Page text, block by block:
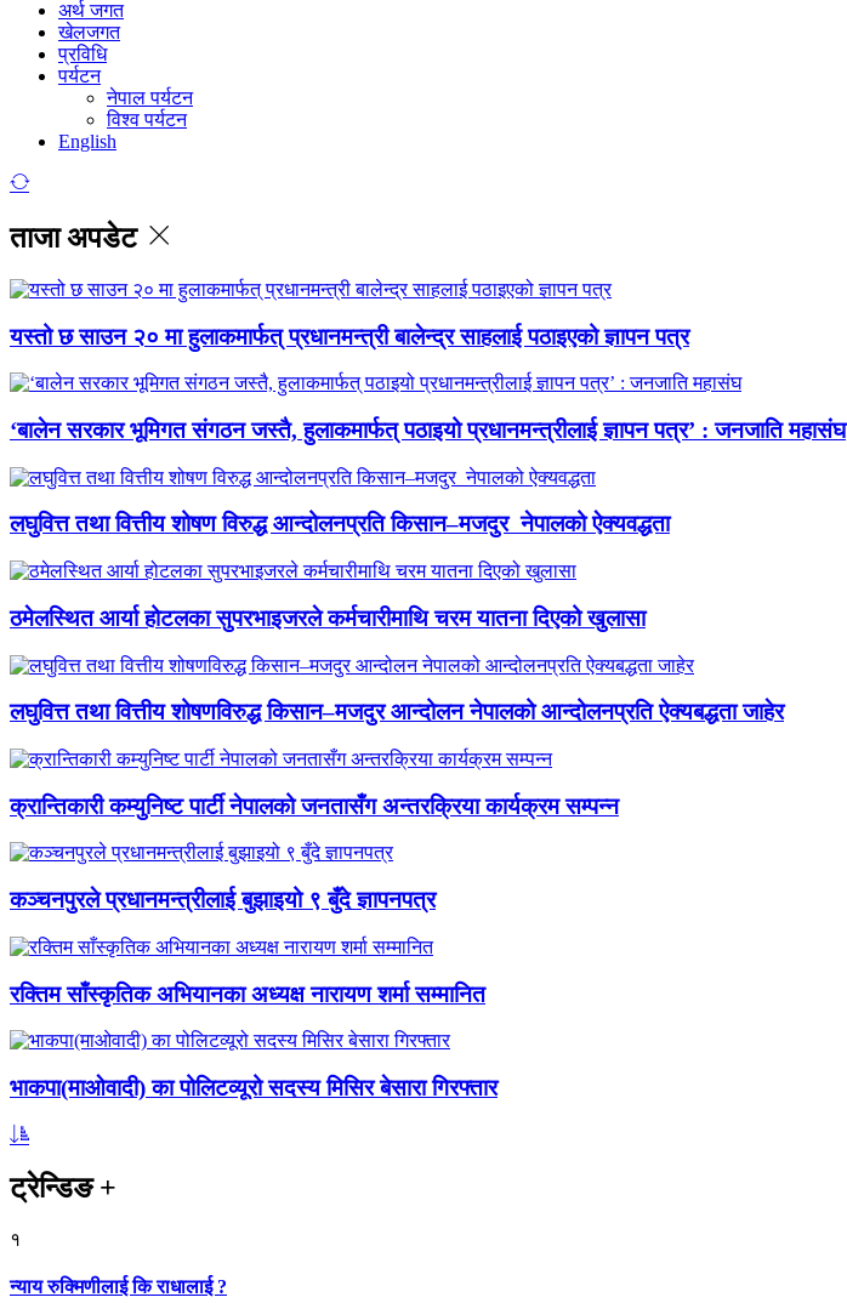
अर्थ जगत
खेलजगत
प्रविधि
पर्यटन
नेपाल पर्यटन
विश्व पर्यटन
English
ताजा अपडेट
यस्तो छ साउन २० मा हुलाकमार्फत् प्रधानमन्त्री बालेन्द्र साहलाई पठाइएको ज्ञापन पत्र
‘बालेन सरकार भूमिगत संगठन जस्तै, हुलाकमार्फत् पठाइयो प्रधानमन्त्रीलाई ज्ञापन पत्र’ : जनजाति महासंघ
लघुवित्त तथा वित्तीय शोषण विरुद्ध आन्दोलनप्रति किसान–मजदुर नेपालको ऐक्यवद्धता
ठमेलस्थित आर्या होटलका सुपरभाइजरले कर्मचारीमाथि चरम यातना दिएको खुलासा
लघुवित्त तथा वित्तीय शोषणविरुद्ध किसान–मजदुर आन्दोलन नेपालको आन्दोलनप्रति ऐक्यबद्धता जाहेर
क्रान्तिकारी कम्युनिष्ट पार्टी नेपालको जनतासँग अन्तरक्रिया कार्यक्रम सम्पन्न
कञ्चनपुरले प्रधानमन्त्रीलाई बुझाइयो ९ बुँदे ज्ञापनपत्र
रक्तिम साँस्कृतिक अभियानका अध्यक्ष नारायण शर्मा सम्मानित
भाकपा(माओवादी) का पोलिटव्यूरो सदस्य मिसिर बेसारा गिरफ्तार
ट्रेन्डिङ+
१
न्याय रुक्मिणीलाई कि राधालाई ?